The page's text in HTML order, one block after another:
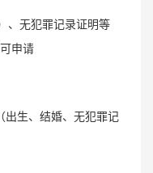
、无犯罪记录证明等
申请
出生、结婚、无犯罪记